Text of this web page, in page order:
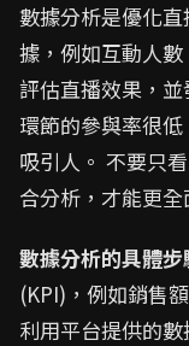
數據分析是優化
據，例如互動人
評估直播效果，
環節的參與率很
吸引人。 不要只
合分析，才能更
數據分析的具體步
(KPI)，例如銷售
利用平台提供的